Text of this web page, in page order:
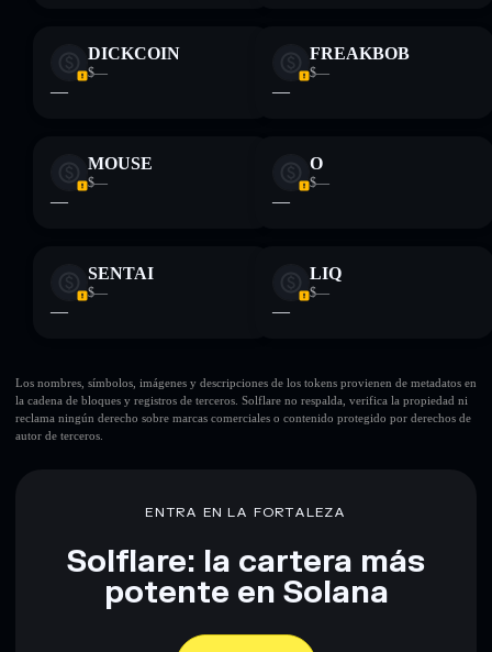
DICKCOIN
$—
—
FREAKBOB
$—
—
MOUSE
$—
—
O
$—
—
SENTAI
$—
—
LIQ
$—
—
Los nombres, símbolos, imágenes y descripciones de los tokens provienen de metadatos en
la cadena de bloques y registros de terceros. Solflare no respalda, verifica la propiedad ni
reclama ningún derecho sobre marcas comerciales o contenido protegido por derechos de
autor de terceros.
ENTRA EN LA FORTALEZA
Solflare: la cartera más
potente en Solana